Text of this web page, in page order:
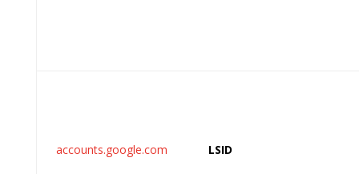
accounts.google.com LSID